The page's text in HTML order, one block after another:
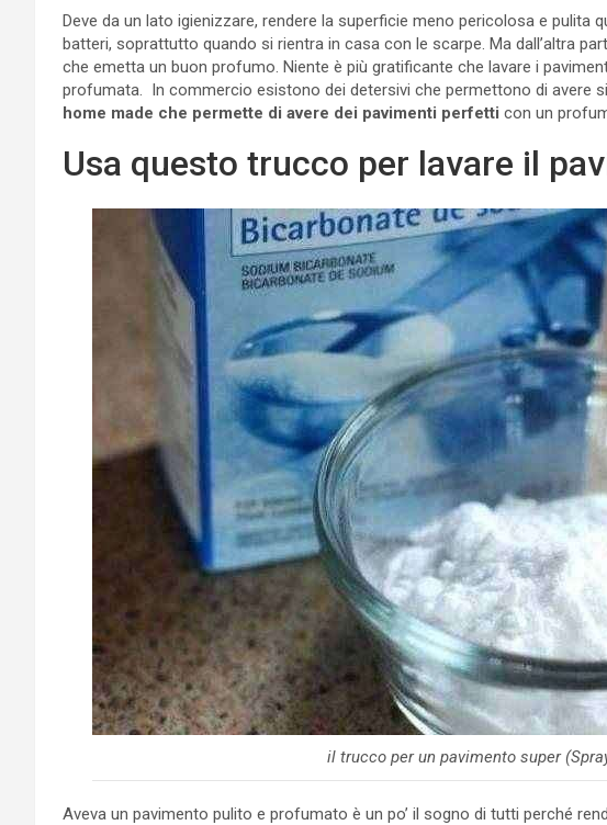
Deve da un lato igienizzare, rendere la superficie meno pericolosa e pulita
batteri, soprattutto quando si rientra in casa con le scarpe. Ma dall’altra
che emetta un buon profumo. Niente è più gratificante che lavare i
profumata. In commercio esistono dei detersivi che permettono di avere
home made che permette di avere dei pavimenti perfetti con un
Usa questo trucco per lavare il
il trucco per un pavimento super
Aveva un pavimento pulito e profumato è un po’ il sogno di tutti perché